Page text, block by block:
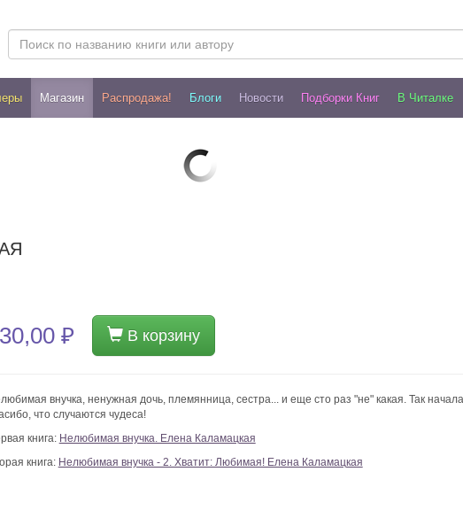
Магазин Распродажа! Блоги Новости Подборки Книг В Читалке
₽ В корзину
внучка, ненужная дочь, племянница, сестра... и еще сто раз "не" какая. Так
что случаются чудеса!
книга: Нелюбимая внучка. Елена Каламацкая
книга: Нелюбимая внучка - 2. Хватит: Любимая! Елена Каламацкая